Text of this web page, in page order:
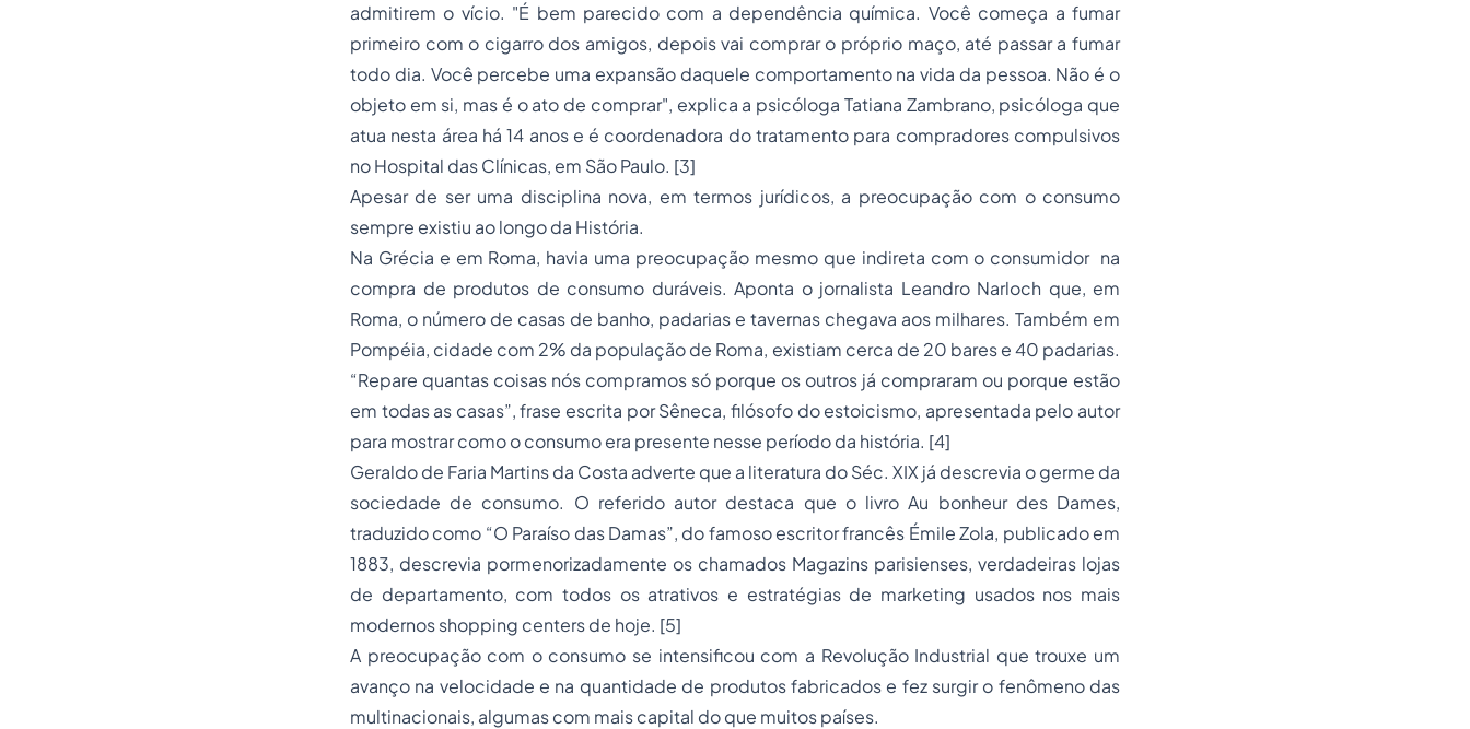
admitirem o vício. "É bem parecido com a dependência química. Você começa a fumar
primeiro com o cigarro dos amigos, depois vai comprar o próprio maço, até passar a fumar
todo dia. Você percebe uma expansão daquele comportamento na vida da pessoa. Não é o
objeto em si, mas é o ato de comprar", explica a psicóloga Tatiana Zambrano, psicóloga que
atua nesta área há 14 anos e é coordenadora do tratamento para compradores compulsivos
no Hospital das Clínicas, em São Paulo. [3]
Apesar de ser uma disciplina nova, em termos jurídicos, a preocupação com o consumo
sempre existiu ao longo da História.
Na Grécia e em Roma, havia uma preocupação mesmo que indireta com o consumidor na
compra de produtos de consumo duráveis. Aponta o jornalista Leandro Narloch que, em
Roma, o número de casas de banho, padarias e tavernas chegava aos milhares. Também em
Pompéia, cidade com 2% da população de Roma, existiam cerca de 20 bares e 40 padarias.
“Repare quantas coisas nós compramos só porque os outros já compraram ou porque estão
em todas as casas”, frase escrita por Sêneca, filósofo do estoicismo, apresentada pelo autor
para mostrar como o consumo era presente nesse período da história. [4]
Geraldo de Faria Martins da Costa adverte que a literatura do Séc. XIX já descrevia o germe da
sociedade de consumo. O referido autor destaca que o livroAu bonheur des Dames,
traduzido como “O Paraíso das Damas”, do famoso escritor francês Émile Zola, publicado em
1883, descrevia pormenorizadamente os chamados Magazins parisienses, verdadeiras lojas
de departamento, com todos os atrativos e estratégias de marketing usados nos mais
modernosshopping centersde hoje. [5]
A preocupação com o consumo se intensificou com a Revolução Industrial que trouxe um
avanço na velocidade e na quantidade de produtos fabricados e fez surgir o fenômeno das
multinacionais, algumas com mais capital do que muitos países.